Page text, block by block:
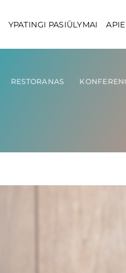
YPATINGI PASIŪLYMAI
RESTORANAS